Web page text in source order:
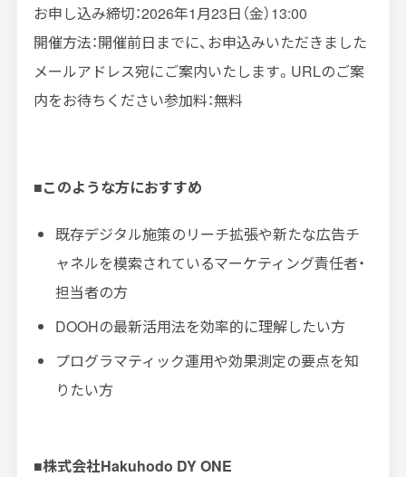
お申し込み締切：2026年1 月23日（金）13:00
開催方法：開催前日までに、お申込みいただきました
メールアドレス宛にご案内いたします。 URLのご案
内をお待ちください参加料：無料
■このような方におすすめ
既存デジタル施策のリーチ拡張や新たな広告チ
ャネルを模索されているマーケティング責任者・
担当者の方
DOOHの最新活用法を効率的に理解したい方
プログラマティック運用や効果測定の要点を知
りたい方
■株式会社Hakuhodo DY ONE